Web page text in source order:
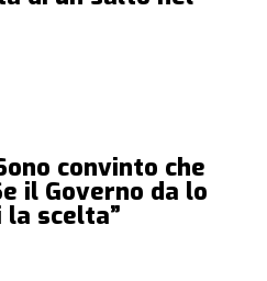
convinto che
il Governo da lo
scelta”